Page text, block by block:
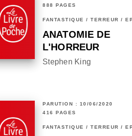
888 PAGES
FANTASTIQUE / TERREUR /
ANATOMIE DE
L'HORREUR
Stephen King
PARUTION : 10/06/2020
416 PAGES
FANTASTIQUE / TERREUR /